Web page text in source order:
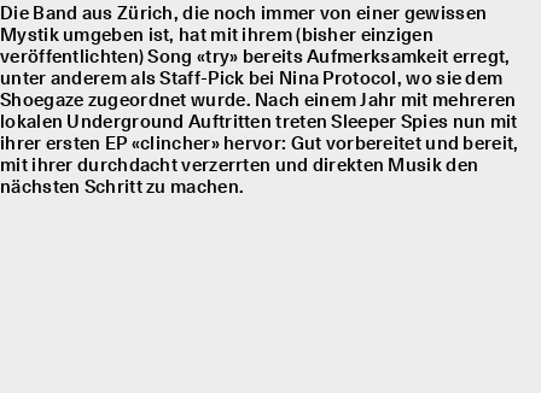
Die Band aus Zürich, die noch immer von einer gewissen
Mystik umgeben ist, hat mit ihrem (bisher einzigen
veröffentlichten) Song «try» bereits Aufmerksamkeit erregt,
unter anderem als Staff-Pick bei Nina Protocol, wo sie dem
Shoegaze zugeordnet wurde. Nach einem Jahr mit mehreren
lokalen Underground Auftritten treten Sleeper Spies nun mit
ihrer ersten EP «clincher» hervor: Gut vorbereitet und bereit,
mit ihrer durchdacht verzerrten und direkten Musik den
nächsten Schritt zu machen.